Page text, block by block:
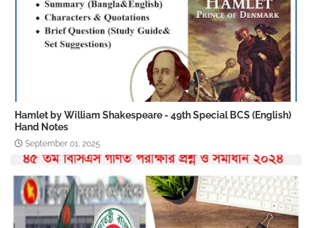
Hamlet by William Shakespeare - 49th Special BCS (English)
Hand Notes
September 01, 2025